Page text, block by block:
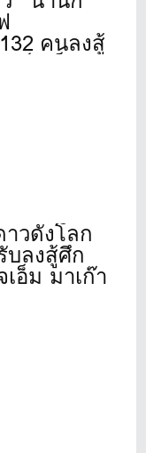
คนลงสู้
งห์- เอ็นเอ
วดังโลก
บลงสู้ศึก
เอ็ม มาเก๊า
2026